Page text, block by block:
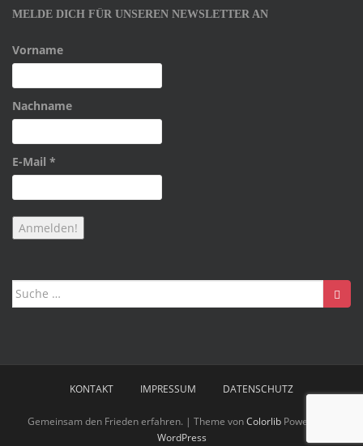
MELDE DICH FÜR UNSEREN NEWSLETTER AN
Vorname
Nachname
E-Mail *
Suche
nach:
KONTAKT IMPRESSUM DATENSCHUTZ
Gemeinsam den Frieden erfahren. | Theme vonColorlibPowered by
WordPress